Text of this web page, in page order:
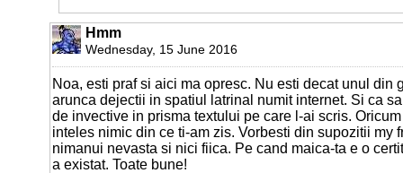
Hmm
Wednesday, 15 June 2016
Noa, esti praf si aici ma opresc. Nu esti decat unul din
arunca dejectii in spatiul latrinal numit internet. Si ca
de invective in prisma textului pe care l-ai scris.
inteles nimic din ce ti-am zis. Vorbesti din supozitii my
nimanui nevasta si nici fiica. Pe cand maica-ta e o
a existat. Toate bune!